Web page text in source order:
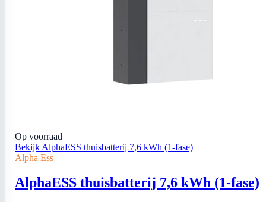
Op voorraad
Bekijk AlphaESS thuisbatterij 7,6 kWh (1-fase)
Alpha Ess
AlphaESS thuisbatterij 7,6 kWh (1-fase)